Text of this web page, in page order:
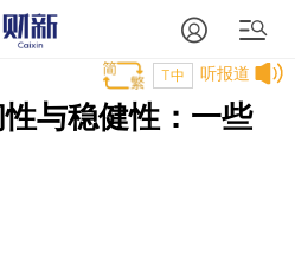
听报道
T中
与稳健性：一些